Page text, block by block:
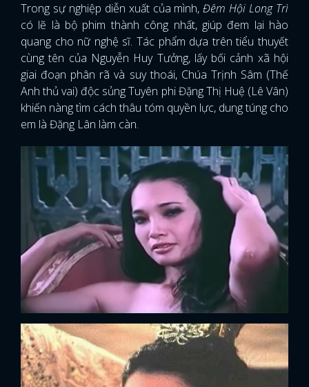
Trong sự nghiệp diễn xuất của mình,Đêm Hội Long Trì
có lẽ là bộ phim thành công nhất, giúp đem lại hào
quang cho nữ nghệ sĩ. Tác phẩm dựa trên tiểu thuyết
cùng tên của Nguyễn Huy Tưởng, lấy bối cảnh xã hội
giai đoạn phân rã và suy thoái, Chúa Trịnh Sâm (Thế
Anh thủ vai) độc sủng Tuyên phi Đặng Thị Huệ (Lê Vân)
khiến nàng tìm cách thâu tóm quyền lực, dung túng cho
em là Đặng Lân làm càn.